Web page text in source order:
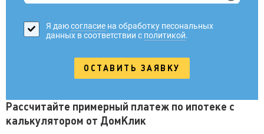
Я даюсогласие на обработку песональных
данных в соответствии с политикой.
Рассчитайте примерный платеж по ипотеке с
калькулятором от ДомКлик